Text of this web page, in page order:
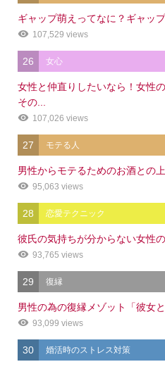
ギャップ萌えってなに？ギャッ
107,529 views
26 女心
女性と仲直りしたいなら！女性
その...
107,026 views
27 モテる人
男性からモテるためのお酒との
95,063 views
28 恋愛テクニック
彼氏の気持ちが分からない女性
93,765 views
29 復縁
男性の為の復縁メゾット「彼女
93,099 views
30 婚活時のストレス対策